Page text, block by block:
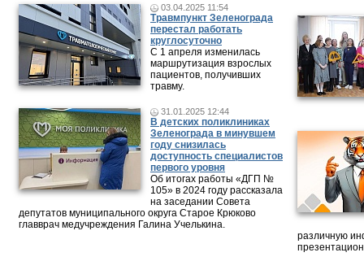
03.04.2025 11:54
Травмпункт Зеленограда
перестал работать
круглосуточно
С 1 апреля изменилась
маршрутизация взрослых
пациентов, получивших
травму.
31.01.2025 12:44
В детских поликлиниках
Зеленограда в минувшем
году снизилась
доступность специалистов
первого уровня
Об итогах работы «ДГП №
105» в 2024 году рассказала
на заседании Совета
депутатов муниципального округа Старое Крюково
главврач медучреждения Галина Учелькина.
различную